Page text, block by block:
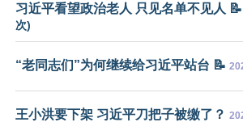
习近平看望政治老人 只见名单不见人 📝
次)
“老同志们”为何继续给习近平站台 📝
王小洪要下架 习近平刀把子被缴了？